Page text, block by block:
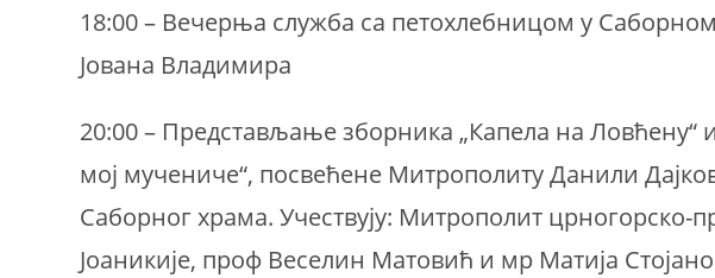
18:00 – Вечерња служба са петохлебницом у
Јована Владимира
20:00 – Представљање зборника „Капела на Ловћену“
мој мучениче“, посвећене Митрополиту Данили
Саборног храма. Учествују: Митрополит црногорско-
Јоаникије, проф Веселин Матовић и мр Матија